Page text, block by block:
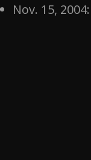
Nov. 15, 2004: